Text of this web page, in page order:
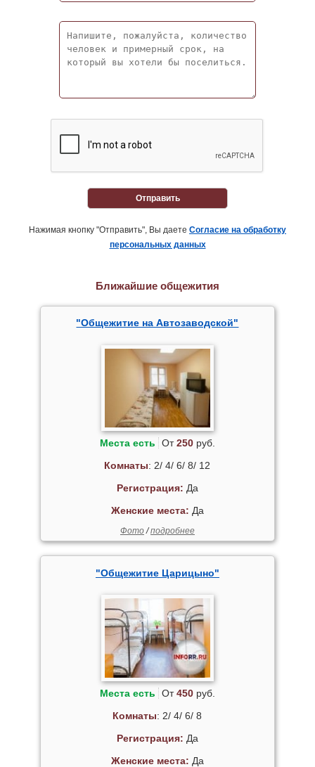
Отправить
Нажимая кнопку "Отправить", Вы даете Согласие на обработку
персональных данных
Ближайшие общежития
"Общежитие на Автозаводской"
Места есть От250руб.
Комнаты: 2/ 4/ 6/ 8/ 12
Регистрация: Да
Женские места: Да
Фото/подробнее
"Общежитие Царицыно"
Места есть От450руб.
Комнаты: 2/ 4/ 6/ 8
Регистрация: Да
Женские места: Да